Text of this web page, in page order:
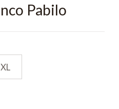
Pabilo
XL